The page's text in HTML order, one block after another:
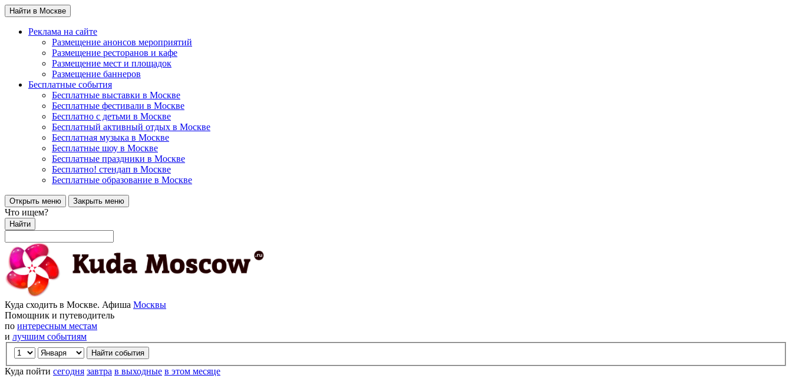
Найти в Москве
Реклама на сайте
Размещение анонсов мероприятий
Размещение ресторанов и кафе
Размещение мест и площадок
Размещение баннеров
Бесплатные события
Бесплатные выставки в Москве
Бесплатные фестивали в Москве
Бесплатно с детьми в Москве
Бесплатный активный отдых в Москве
Бесплатная музыка в Москве
Бесплатные шоу в Москве
Бесплатные праздники в Москве
Бесплатно! стендап в Москве
Бесплатные образование в Москве
Открыть меню Закрыть меню
Что ищем?
Найти
Куда сходить в Москве. Афиша Москвы
Помощник и путеводитель
по интересным местам
и лучшим событиям
Куда пойти сегодня завтра в выходные в этом месяце